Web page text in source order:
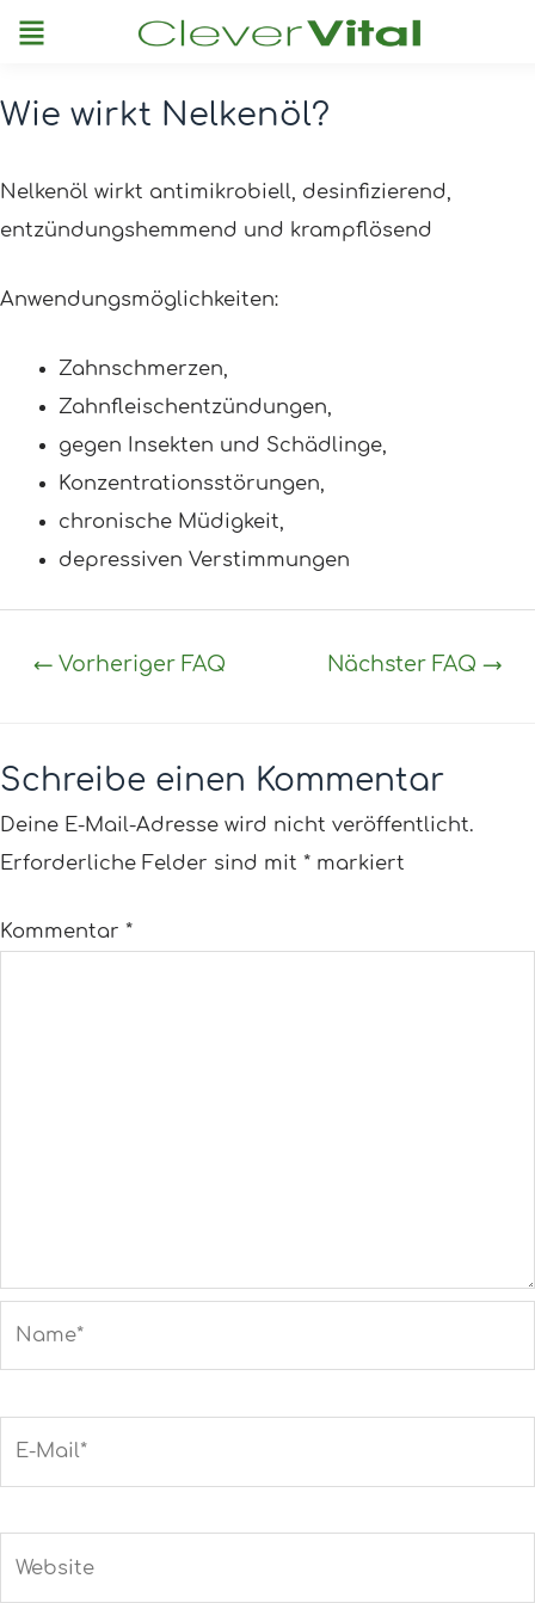
Menu
Wie wirkt Nelkenöl?
Nelkenöl wirkt antimikrobiell, desinfizierend,
entzündungshemmend und krampflösend
Anwendungsmöglichkeiten:
Zahnschmerzen,
Zahnfleischentzündungen,
gegen Insekten und Schädlinge,
Konzentrationsstörungen,
chronische Müdigkeit,
depressiven Verstimmungen
Post
← Vorheriger FAQ Nächster FAQ →
Schreibe einen Kommentar
Deine E-Mail-Adresse wird nicht veröffentlicht.
Erforderliche Felder sind mit * markiert
Kommentar *